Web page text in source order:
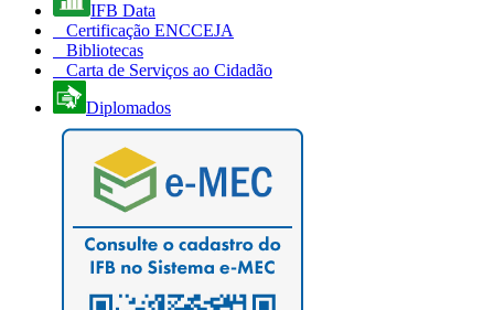
IFB Data
Certificação ENCCEJA
Bibliotecas
Carta de Serviços ao Cidadão
Diplomados